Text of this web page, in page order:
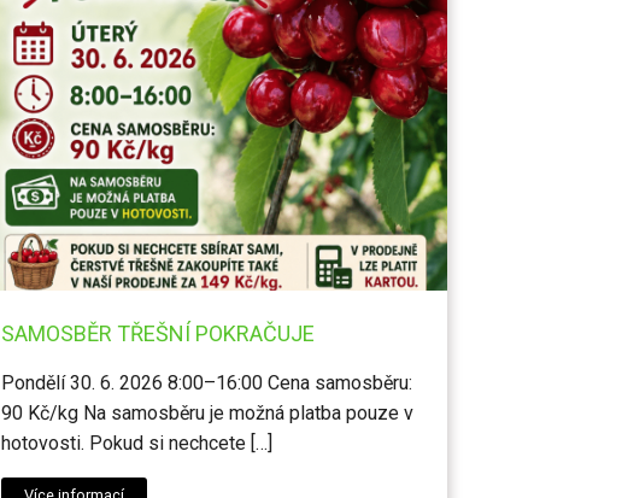
SAMOSBĚR TŘEŠNÍ POKRAČUJE
Pondělí 30. 6. 2026 8:00–16:00 Cena samosběru:
90 Kč/kg Na samosběru je možná platba pouze v
hotovosti. Pokud si nechcete […]